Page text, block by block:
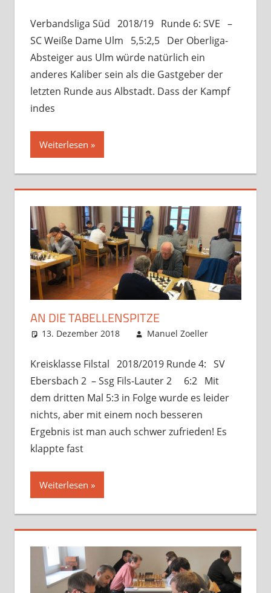
Verbandsliga Süd 2018/19 Runde 6: SVE –
SC Weiße Dame Ulm 5,5:2,5 Der Oberliga-
Absteiger aus Ulm würde natürlich ein
anderes Kaliber sein als die Gastgeber der
letzten Runde aus Albstadt. Dass der Kampf
indes
Weiterlesen
AN DIE TABELLENSPITZE
13. Dezember 2018 Manuel Zoeller
hinterlassen
Kreisklasse Filstal 2018/2019 Runde 4: SV
Ebersbach 2 – Ssg Fils-Lauter 2 6:2 Mit
dem dritten Mal 5:3 in Folge wurde es leider
nichts, aber mit einem noch besseren
Ergebnis ist man auch schwer zufrieden! Es
klappte fast
Weiterlesen